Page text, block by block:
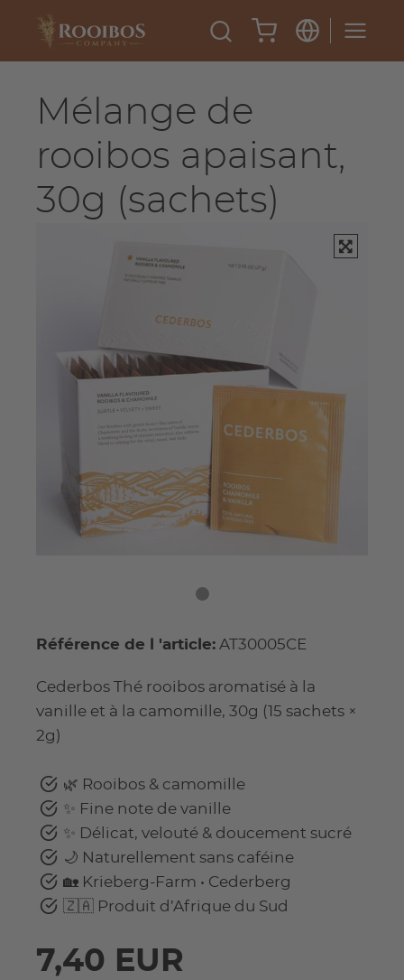
Mélange de
rooibos apaisant,
30g (sachets)
Référence de l 'article: AT30005CE
Cederbos Thé rooibos aromatisé à la
vanille et à la camomille, 30g (15 sachets ×
2g)
🌿 Rooibos & camomille
✨ Fine note de vanille
✨ Délicat, velouté & doucement sucré
🌙 Naturellement sans caféine
🏡 Krieberg-Farm • Cederberg
🇿🇦 Produit d’Afrique du Sud
7,40 EUR